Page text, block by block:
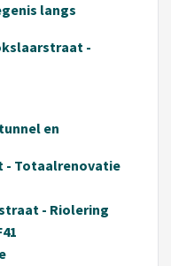
langs
-
en
- Totaalrenovatie
- Riolering